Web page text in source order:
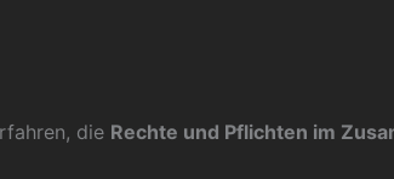
die Rechte und Pflichten im